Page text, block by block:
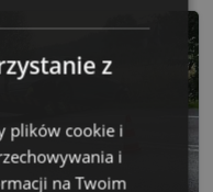
z
plików cookie i
i
na Twoim